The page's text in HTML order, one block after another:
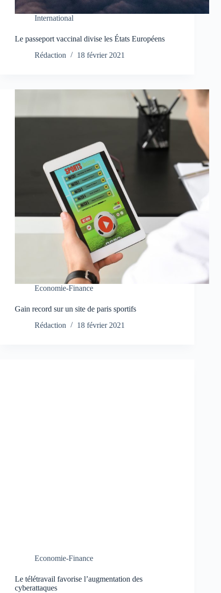
International
Le passeport vaccinal divise les États Européens
Rédaction
18 février 2021
Economie-Finance
Gain record sur un site de paris sportifs
Rédaction
18 février 2021
Economie-Finance
Le télétravail favorise l’augmentation des
cyberattaques